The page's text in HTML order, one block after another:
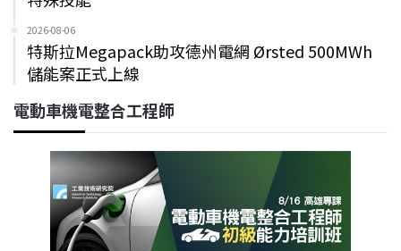
2026-08-06
特斯拉Megapack助攻德州電網 Ørsted 500MWh
儲能案正式上線
電動車機電整合工程師